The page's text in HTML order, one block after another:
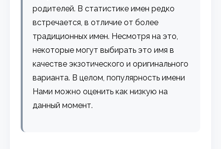
родителей. В статистике имен редко
встречается, в отличие от более
традиционных имен. Несмотря на это,
некоторые могут выбирать это имя в
качестве экзотического и оригинального
варианта. В целом, популярность имени
Нами можно оценить как низкую на
данный момент.